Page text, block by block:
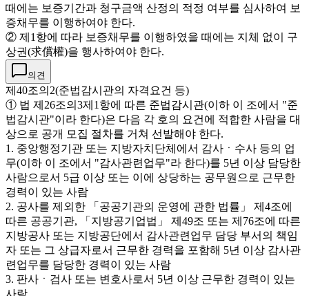
때에는 보증기간과 청구금액 산정의 적정 여부를 심사하여 보
증채무를 이행하여야 한다.
② 제1항에 따라 보증채무를 이행하였을 때에는 지체 없이 구
상권(求償權)을 행사하여야 한다.
의견
제40조의2(준법감시관의 자격요건 등)
① 법 제26조의3제1항에 따른 준법감시관(이하 이 조에서 "준
법감시관"이라 한다)은 다음 각 호의 요건에 적합한 사람을 대
상으로 공개 모집 절차를 거쳐 선발해야 한다.
1. 중앙행정기관 또는 지방자치단체에서 감사ㆍ수사 등의 업
무(이하 이 조에서 "감사관련업무"라 한다)를 5년 이상 담당한
사람으로서 5급 이상 또는 이에 상당하는 공무원으로 근무한
경력이 있는 사람
2. 공사를 제외한 「공공기관의 운영에 관한 법률」 제4조에
따른 공공기관, 「지방공기업법」 제49조 또는 제76조에 따른
지방공사 또는 지방공단에서 감사관련업무 담당 부서의 책임
자 또는 그 상급자로서 근무한 경력을 포함해 5년 이상 감사관
련업무를 담당한 경력이 있는 사람
3. 판사ㆍ검사 또는 변호사로서 5년 이상 근무한 경력이 있는
사람